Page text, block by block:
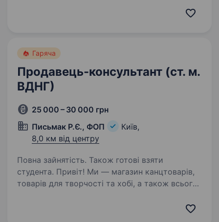
з Ябко. Якщо ти цікавишся технікою, любиш
надсилай…
Гаряча
Продавець-консультант (ст. м.
ВДНГ)
25 000 – 30 000 грн
Письмак Р.Є., ФОП
Київ,
8,0 км від центру
Повна зайнятість. Також готові взяти
студента. Привіт! Ми — магазин канцтоварів,
товарів для творчості та хобі, а також всього
метро ВДНГ (100м) у Києві. Якщо тобі цікава